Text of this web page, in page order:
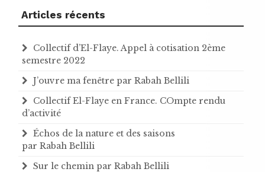
Articles récents
Collectif d’El-Flaye. Appel à cotisation 2ème
semestre 2022
J’ouvre ma fenêtre par Rabah Bellili
Collectif El-Flaye en France. COmpte rendu
d’activité
Échos de la nature et des saisons
par Rabah Bellili
Sur le chemin par Rabah Bellili